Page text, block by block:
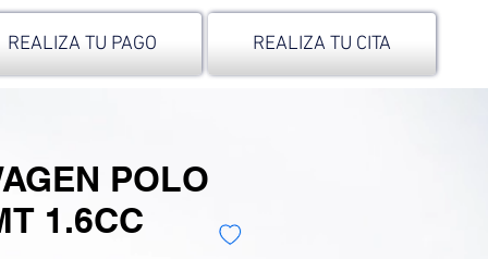
REALIZA TU PAGO REALIZA TU CITA
POLO
1.6CC